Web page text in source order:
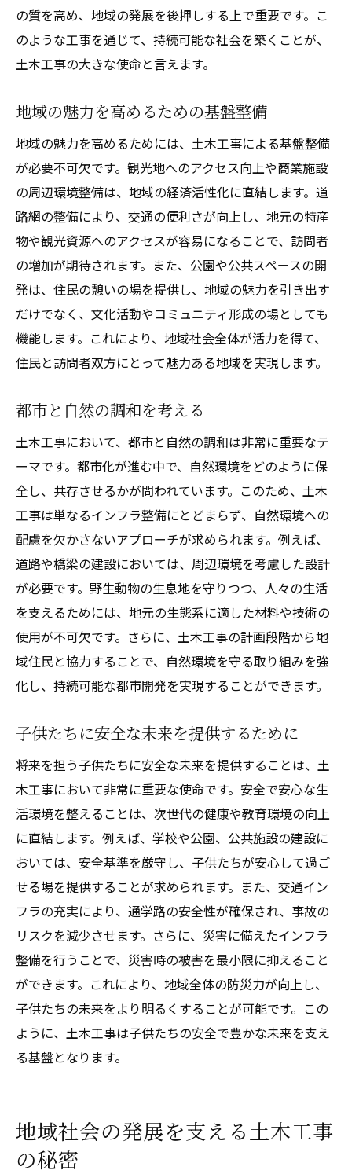
の質を高め、地域の発展を後押しする上で重要です。こ
のような工事を通じて、持続可能な社会を築くことが、
土木工事の大きな使命と言えます。
地域の魅力を高めるための基盤整備
地域の魅力を高めるためには、土木工事による基盤整備
が必要不可欠です。観光地へのアクセス向上や商業施設
の周辺環境整備は、地域の経済活性化に直結します。道
路網の整備により、交通の便利さが向上し、地元の特産
物や観光資源へのアクセスが容易になることで、訪問者
の増加が期待されます。また、公園や公共スペースの開
発は、住民の憩いの場を提供し、地域の魅力を引き出す
だけでなく、文化活動やコミュニティ形成の場としても
機能します。これにより、地域社会全体が活力を得て、
住民と訪問者双方にとって魅力ある地域を実現します。
都市と自然の調和を考える
土木工事において、都市と自然の調和は非常に重要なテ
ーマです。都市化が進む中で、自然環境をどのように保
全し、共存させるかが問われています。このため、土木
工事は単なるインフラ整備にとどまらず、自然環境への
配慮を欠かさないアプローチが求められます。例えば、
道路や橋梁の建設においては、周辺環境を考慮した設計
が必要です。野生動物の生息地を守りつつ、人々の生活
を支えるためには、地元の生態系に適した材料や技術の
使用が不可欠です。さらに、土木工事の計画段階から地
域住民と協力することで、自然環境を守る取り組みを強
化し、持続可能な都市開発を実現することができます。
子供たちに安全な未来を提供するために
将来を担う子供たちに安全な未来を提供することは、土
木工事において非常に重要な使命です。安全で安心な生
活環境を整えることは、次世代の健康や教育環境の向上
に直結します。例えば、学校や公園、公共施設の建設に
おいては、安全基準を厳守し、子供たちが安心して過ご
せる場を提供することが求められます。また、交通イン
フラの充実により、通学路の安全性が確保され、事故の
リスクを減少させます。さらに、災害に備えたインフラ
整備を行うことで、災害時の被害を最小限に抑えること
ができます。これにより、地域全体の防災力が向上し、
子供たちの未来をより明るくすることが可能です。この
ように、土木工事は子供たちの安全で豊かな未来を支え
る基盤となります。
地域社会の発展を支える土木工事
の秘密